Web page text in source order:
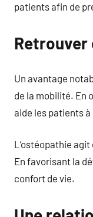
patients afin de
Un avantage
de la mobilité. En
aide les patients
L’ostéopathie
En favorisant la
confort de vie.